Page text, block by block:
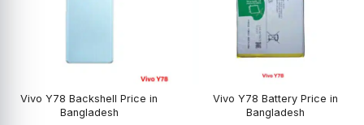
Vivo Y78 Backshell Price in
Bangladesh
Vivo Y78 Battery Price in
Bangladesh